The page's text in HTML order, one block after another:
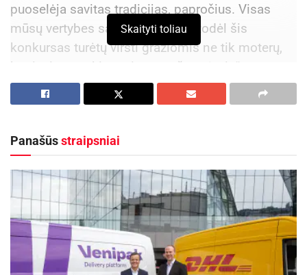
puoselėja savitas tradicijas, papročius. Visas
mūsų vertybes saugo močiutės, todėl šis
konkursas turėtų virsti gražiomis ne tik moterų,
bet ir visų penkių regionų varžytuvėmis“, – mano
renginio iniciatorius ir organizatorius, Tauragės
radijo vadovas,
Iš pagarbos
brangiam žmogui
Močiutės, mamutės, mamulytės, senelės,
bobutės, babytės – kad ir kaip vadintume, jos
įkūnija meilę, gerumą, šilumą, namų jaukumą,
puoselėja ir perduoda ne tik šeimos, bet ir krašto
Skaityti toliau
Panašūsstraipsniai